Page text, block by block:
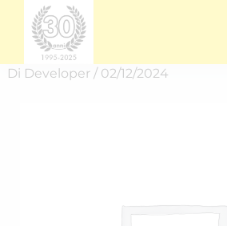
contenuto
Di Developer / 02/12/2024